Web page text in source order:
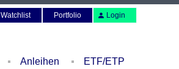
Watchlist Portfolio Login
Anleihen
ETF/ETP